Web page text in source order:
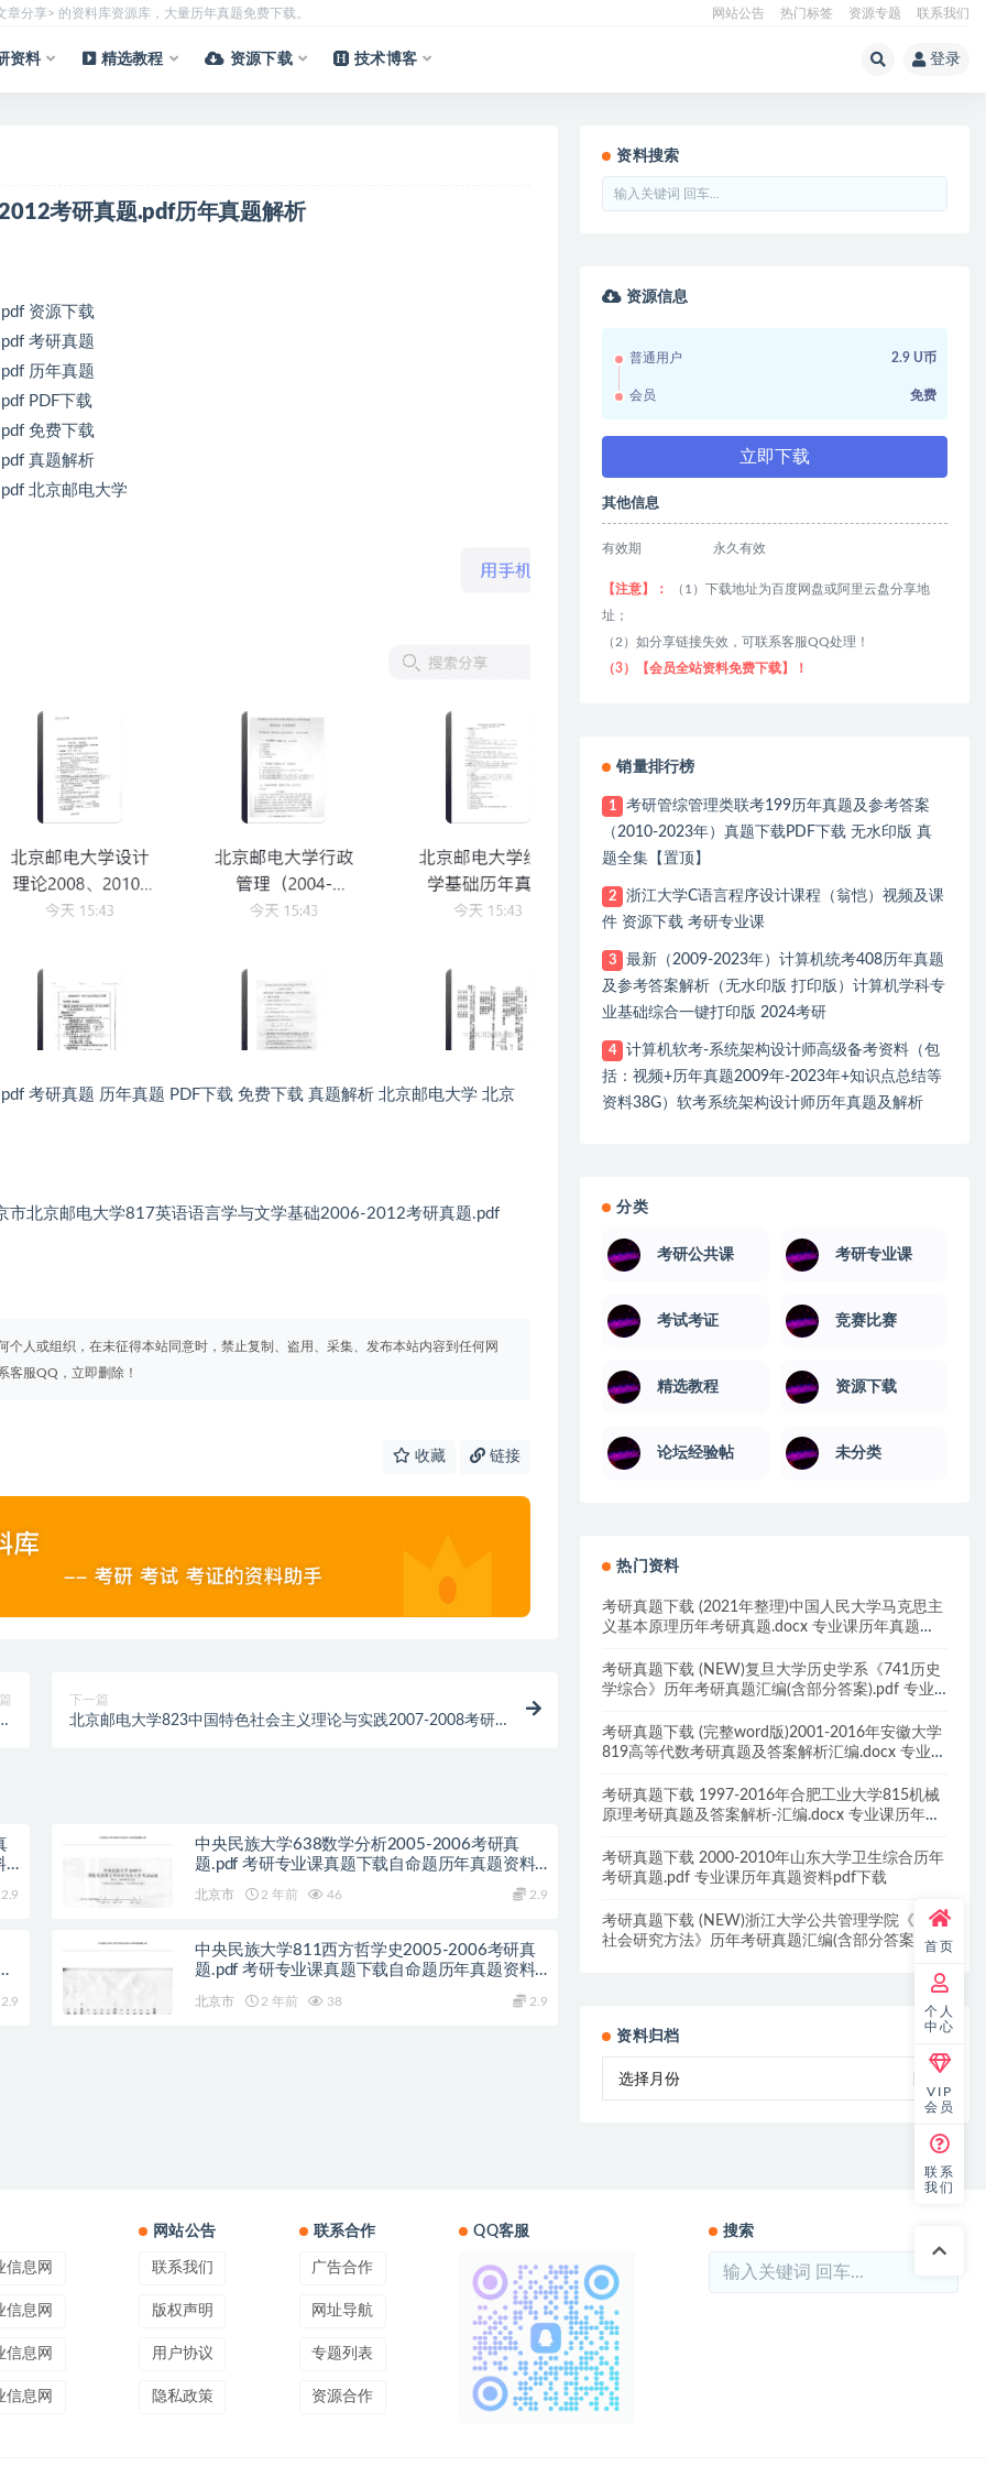
分享> 的资料库资源库，大量历年真题免费下载。 网站公告 热门标签 资源专题 联系我们
资料 精选教程 资源下载 技术博客 登录
考研真题.pdf历年真题解析
资源下载
考研真题
历年真题
PDF下载
免费下载
真题解析
北京邮电大学
考研真题 历年真题 PDF下载 免费下载 真题解析 北京邮电大学 北京
市北京邮电大学817英语语言学与文学基础2006-2012考研真题.pdf
人或组织，在未征得本站同意时，禁止复制、盗用、采集、发布本站内容到任何网
客服QQ，立即删除！
收藏 链接
下一篇
北京邮电大学823中国特色社会主义理论与实践2007-2008考研
中央民族大学638数学分析2005-2006考研真
题.pdf 考研专业课真题下载自命题历年真题资料
北京市 2 年前 46 2.9
中央民族大学811西方哲学史2005-2006考研真
题.pdf 考研专业课真题下载自命题历年真题资料
北京市 2 年前 38 2.9
资料搜索
资源信息
普通用户 2.9 U币
会员 免费
立即下载
其他信息
有效期 永久有效
【注意】：
（1）下载地址为百度网盘或阿里云盘分享地
址；
（2）如分享链接失效，可联系客服QQ处理！
（3）【会员全站资料免费下载】！
销量排行榜
1
考研管综管理类联考199历年真题及参考答案
（2010-2023年）真题下载PDF下载 无水印版 真
题全集【置顶】
2
浙江大学C语言程序设计课程（翁恺）视频及课
件 资源下载 考研专业课
3
最新（2009-2023年）计算机统考408历年真题
及参考答案解析（无水印版 打印版）计算机学科专
业基础综合一键打印版 2024考研
4
计算机软考-系统架构设计师高级备考资料（包
括：视频+历年真题2009年-2023年+知识点总结等
资料38G）软考系统架构设计师历年真题及解析
分类
考研公共课 考研专业课
考试考证 竞赛比赛
精选教程 资源下载
论坛经验帖 未分类
热门资料
考研真题下载 (2021年整理)中国人民大学马克思主
义基本原理历年考研真题.docx 专业课历年真题资
考研真题下载 (NEW)复旦大学历史学系《741历史
学综合》历年考研真题汇编(含部分答案).pdf 专业
考研真题下载 (完整word版)2001-2016年安徽大学
819高等代数考研真题及答案解析汇编.docx 专业课
考研真题下载 1997-2016年合肥工业大学815机械
原理考研真题及答案解析-汇编.docx 专业课历年真
考研真题下载 2000-2010年山东大学卫生综合历年
考研真题.pdf 专业课历年真题资料pdf下载
考研真题下载 (NEW)浙江大学公共管理学院《702
社会研究方法》历年考研真题汇编(含部分答案).pdf
资料归档
信息网
信息网
信息网
信息网
网站公告
联系我们
版权声明
用户协议
隐私政策
联系合作
广告合作
网址导航
专题列表
资源合作
QQ客服 搜索
首页
个人
中心
VIP
会员
联系
我们